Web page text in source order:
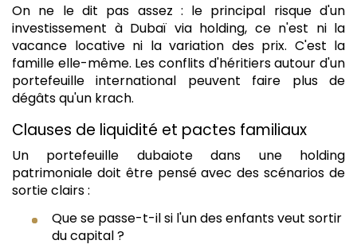
On ne le dit pas assez : le principal risque d'un
investissement à Dubaï via holding, ce n'est ni la
vacance locative ni la variation des prix. C'est la
famille elle-même. Les conflits d'héritiers autour d'un
portefeuille international peuvent faire plus de
dégâts qu'un krach.
Clauses de liquidité et pactes familiaux
Un portefeuille dubaiote dans une holding
patrimoniale doit être pensé avec des scénarios de
sortie clairs :
Que se passe-t-il si l'un des enfants veut sortir
du capital ?